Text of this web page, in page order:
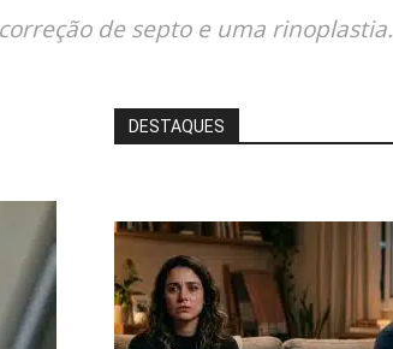
de septo e uma rinoplastia.
DESTAQUES